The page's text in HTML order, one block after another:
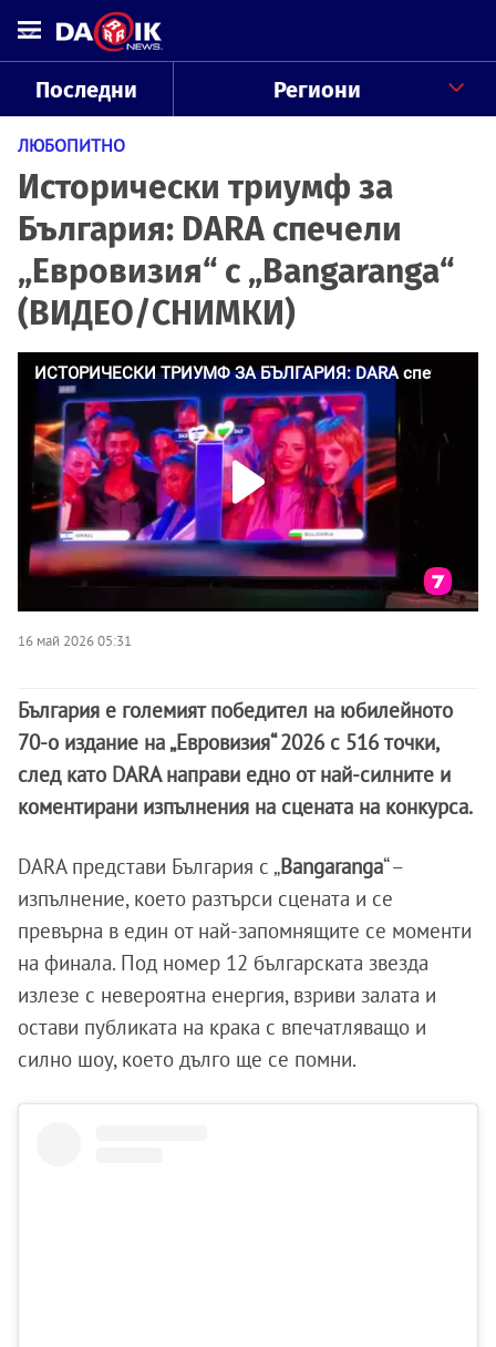
Последни Региони
ЛЮБОПИТНО
Исторически триумф за
България: DARA спечели
„Евровизия“ с „Bangaranga“
(ВИДЕО/СНИМКИ)
16 май 2026 05:31
България е големият победител на юбилейното
70-о издание на „Евровизия“ 2026 с 516 точки,
след като DARA направи едно от най-силните и
коментирани изпълнения на сцената на конкурса.
DARA представи България с „Bangaranga“ –
изпълнение, което разтърси сцената и се
превърна в един от най-запомнящите се моменти
на финала. Под номер 12 българската звезда
излезе с невероятна енергия, взриви залата и
остави публиката на крака с впечатляващо и
силно шоу, което дълго ще се помни.